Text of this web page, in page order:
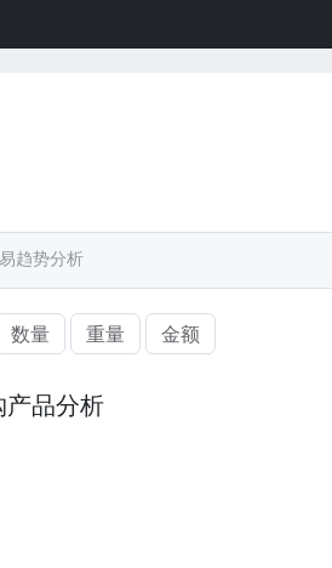
趋势分析
数量 重量 金额
品分析